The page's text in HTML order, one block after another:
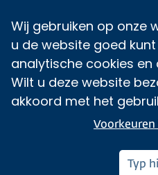
Wij gebruiken op onze
u de website goed kunt
analytische cookies en
Wilt u deze website
akkoord met het
Voorkeuren